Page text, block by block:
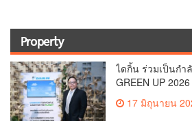
Property
ไดกิ้น ร่วมเป็นก
GREEN UP
เทคโนโลยีสีเขียว
17 มิถุนายน